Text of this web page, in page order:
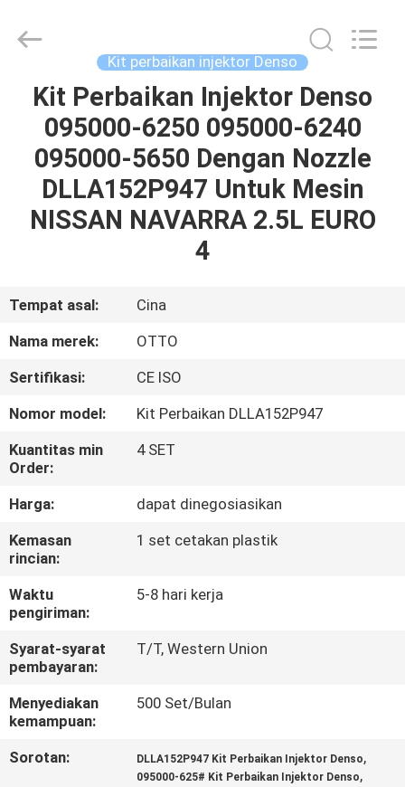
BERANDA
PRODUK
TENTANG
TUR
PABRIK
KONTROL
KUALITAS
HUBUNGI
KAMI
BERITA
KASUS
SITEMAP
PRIVACY
POLICY
AUTO
PARTS
Reserved.
Kit perbaikan injektor Denso
Kit Perbaikan Injektor Denso
095000-6250 095000-6240
095000-5650 Dengan Nozzle
DLLA152P947 Untuk Mesin
NISSAN NAVARRA 2.5L EURO
4
Tempat asal:
Cina
Nama merek:
OTTO
Sertifikasi:
CE ISO
Nomor model:
Kit Perbaikan DLLA152P947
Kuantitas min
Order:
4 SET
Harga:
dapat dinegosiasikan
Kemasan
rincian:
1 set cetakan plastik
Waktu
pengiriman:
5-8 hari kerja
Syarat-syarat
pembayaran:
T/T, Western Union
Menyediakan
kemampuan:
500 Set/Bulan
Sorotan: DLLA152P947 Kit Perbaikan Injektor Denso,
095000-625# Kit Perbaikan Injektor Denso,